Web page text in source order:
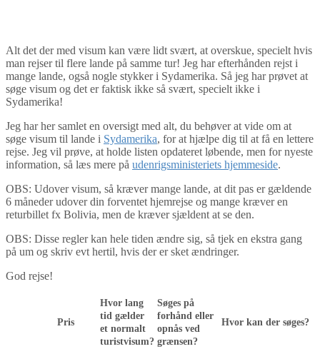
Alt det der med visum kan være lidt svært, at overskue, specielt hvis
man rejser til flere lande på samme tur! Jeg har efterhånden rejst i
mange lande, også nogle stykker i Sydamerika. Så jeg har prøvet at
søge visum og det er faktisk ikke så svært, specielt ikke i
Sydamerika!
Jeg har her samlet en oversigt med alt, du behøver at vide om at
søge visum til lande i Sydamerika, for at hjælpe dig til at få en lettere
rejse. Jeg vil prøve, at holde listen opdateret løbende, men for nyeste
information, så læs mere på udenrigsministeriets hjemmeside.
OBS: Udover visum, så kræver mange lande, at dit pas er gældende
6 måneder udover din forventet hjemrejse og mange kræver en
returbillet fx Bolivia, men de kræver sjældent at se den.
OBS: Disse regler kan hele tiden ændre sig, så tjek en ekstra gang
på um og skriv evt hertil, hvis der er sket ændringer.
God rejse!
Pris
Hvor lang
tid gælder
et normalt
turistvisum?
Søges på
forhånd eller
opnås ved
grænsen?
Hvor kan der søges?